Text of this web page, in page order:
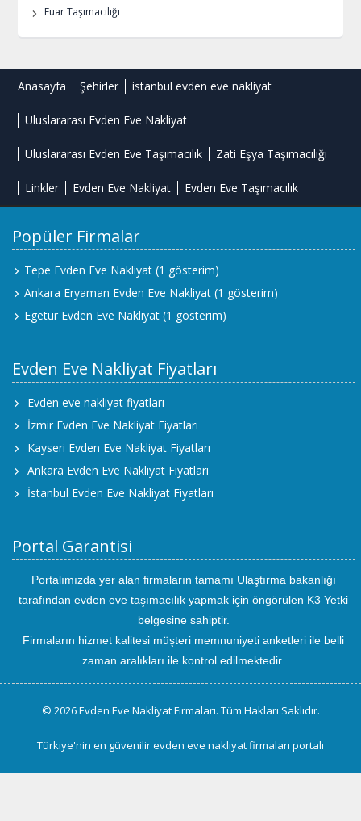
Fuar Taşımacılığı
Anasayfa Şehirler istanbul evden eve nakliyat
Uluslararası Evden Eve Nakliyat
Uluslararası Evden Eve Taşımacılık Zati Eşya Taşımacılığı
Linkler Evden Eve Nakliyat Evden Eve Taşımacılık
Popüler Firmalar
Tepe Evden Eve Nakliyat (1 gösterim)
Ankara Eryaman Evden Eve Nakliyat (1 gösterim)
Egetur Evden Eve Nakliyat (1 gösterim)
Evden Eve Nakliyat Fiyatları
Evden eve nakliyat fiyatları
İzmir Evden Eve Nakliyat Fiyatları
Kayseri Evden Eve Nakliyat Fiyatları
Ankara Evden Eve Nakliyat Fiyatları
İstanbul Evden Eve Nakliyat Fiyatları
Portal Garantisi
Portalımızda yer alan firmaların tamamı Ulaştırma bakanlığı
tarafından evden eve taşımacılık yapmak için öngörülen K3 Yetki
belgesine sahiptir.
Firmaların hizmet kalitesi müşteri memnuniyeti anketleri ile belli
zaman aralıkları ile kontrol edilmektedir.
© 2026 Evden Eve Nakliyat Firmaları. Tüm Hakları Saklıdır.
Türkiye'nin en güvenilir evden eve nakliyat firmaları portalı